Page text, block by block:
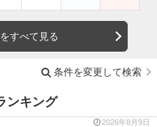
すべて見る
条件を変更して検索
ンキング
2026年8月9日